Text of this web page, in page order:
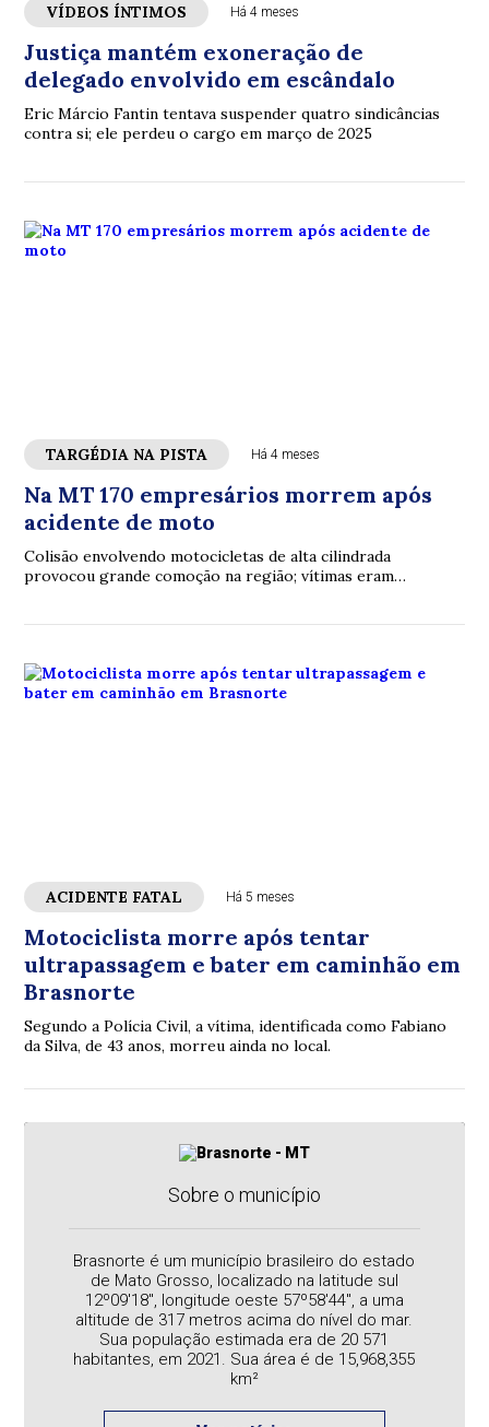
VÍDEOS ÍNTIMOS Há 4 meses
Justiça mantém exoneração de
delegado envolvido em escândalo
Eric Márcio Fantin tentava suspender quatro sindicâncias
contra si; ele perdeu o cargo em março de 2025
TARGÉDIA NA PISTA Há 4 meses
Na MT 170 empresários morrem após
acidente de moto
Colisão envolvendo motocicletas de alta cilindrada
provocou grande comoção na região; vítimas eram
ACIDENTE FATAL Há 5 meses
Motociclista morre após tentar
ultrapassagem e bater em caminhão em
Brasnorte
Segundo a Polícia Civil, a vítima, identificada como Fabiano
da Silva, de 43 anos, morreu ainda no local.
Sobre o município
Brasnorte é um município brasileiro do estado
de Mato Grosso, localizado na latitude sul
12º09'18", longitude oeste 57º58'44", a uma
altitude de 317 metros acima do nível do mar.
Sua população estimada era de 20 571
habitantes, em 2021. Sua área é de 15,968,355
km²